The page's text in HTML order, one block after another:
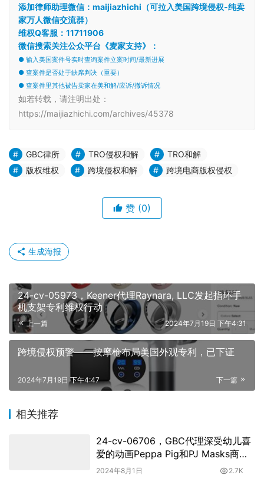
添加律师助理微信：maijiazhichi（可拉入美国跨境侵权-纯卖
家万人微信交流群）
维权Q客服：11711906
微信搜索关注公众平台《麦家支持》：
● 输入美国案件号实时查询案件立案时间/最新进展
● 查案件是否处于缺席判决（重要）
● 查案件里其他被告卖家在美和解/应诉/撤诉情况
如若转载，请注明出处：
https://maijiazhichi.com/archives/45378
GBC律所 TRO侵权和解
TRO和解
版权维权
跨境侵权和解 跨境电商版权侵权
赞 (0)
生成海报
24-cv-05973，Keener代理Raynara, LLC发起指环手
机支架专利维权行动
上一篇 2024年7月19日 下午4:31
跨境侵权预警——按摩枪布局美国外观专利，已下证
下一篇
2024年7月19日 下午4:47
相关推荐
24-cv-06706，GBC代理深受幼儿喜
爱的动画Peppa Pig和PJ Masks商标
版权再维权
2024年8月1日 2.7K